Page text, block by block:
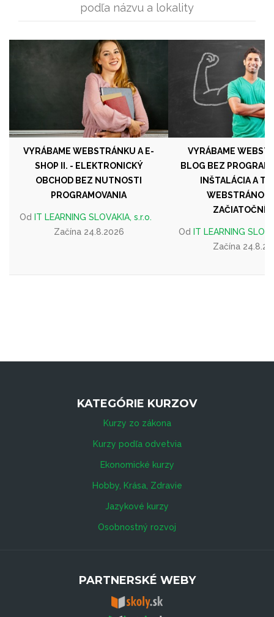
podľa názvu a lokality
VYRÁBAME WEBSTRÁNKU A E-
SHOP II. - ELEKTRONICKÝ
OBCHOD BEZ NUTNOSTI
PROGRAMOVANIA
Od IT LEARNING SLOVAKIA, s.r.o.
Začína 24.8.2026
VYRÁBAME
BLOG BEZ
INŠTALÁCIA A
WEBSTRÁNOK
Od IT LEARNING
Začína
KATEGÓRIE KURZOV
Kurzy zo zákona
Kurzy podľa odvetvia
Ekonomické kurzy
Hobby, Krása, Zdravie
Jazykové kurzy
Osobnostný rozvoj
PARTNERSKÉ WEBY